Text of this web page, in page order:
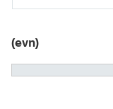
(evn)